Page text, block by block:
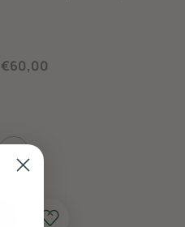
€60,00